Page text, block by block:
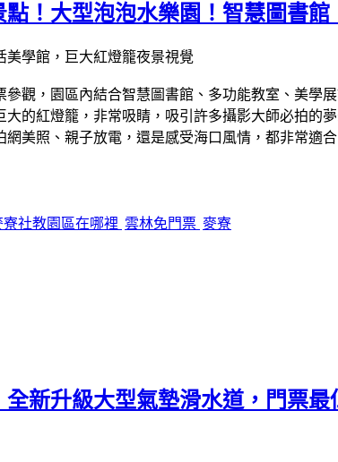
！大型泡泡水樂園！智慧圖書
參觀，園區內結合智慧圖書館、多功能教室、美
的紅燈籠，非常吸睛，吸引許多攝影大師必拍的
美照、親子放電，還是感受海口風情，都非常適
寮社教園區在哪裡 雲林免門票 麥寮
新升級大型氣墊滑水道，門票